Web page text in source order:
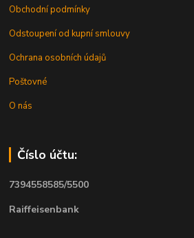
Obchodní podmínky
Odstoupení od kupní smlouvy
Ochrana osobních údajů
Poštovné
O nás
Číslo účtu:
7394558585/5500
Raiffeisenbank